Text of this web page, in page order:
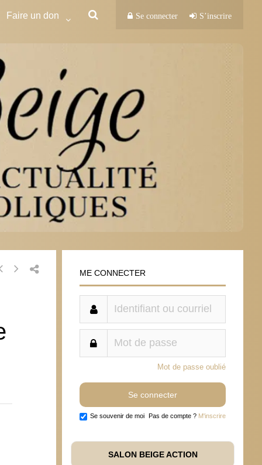
Faire un don Se connecter S’inscrire
ME CONNECTER
Mot de passe oublié
Se souvenir de moi Pas de compte ? M'inscrire
SALON BEIGE ACTION